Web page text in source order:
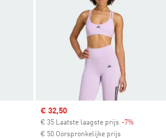
Sale price
€ 32,50
€ 35 Laatste laagste prijs -7%
€ 50 Oorspronkelijke prijs